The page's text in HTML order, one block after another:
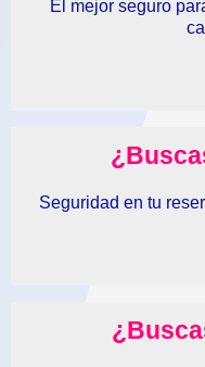
El mejor seguro
Seguridad en tu